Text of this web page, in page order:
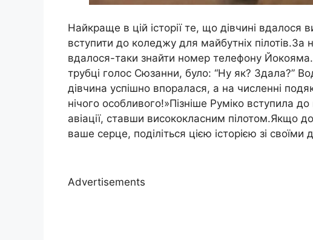
Найкраще в цій історії те, що дівчині вдалося
вступити до коледжу для майбутніх пілотів.За
вдалося-таки знайти номер телефону
трубці голос Сюзанни, було: “Ну як? Здала?”
дівчина успішно впоралася, а на численні
нічого особливого!»Пізніше Руміко вступила
авіації, ставши висококласним пілотом.Якщо
ваше серце, поділіться цією історією зі своїми
Advertisements